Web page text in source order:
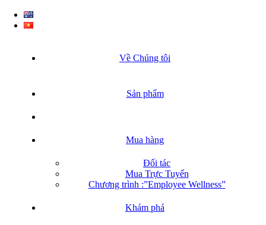
Về Chúng tôi
Sản phẩm
Mua hàng
Đối tác
Mua Trực Tuyến
Chương trình :”Employee Wellness”
Khám phá